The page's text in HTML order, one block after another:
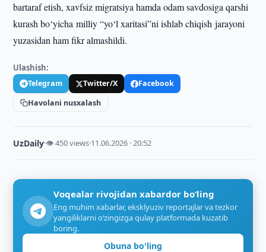
bartaraf etish, xavfsiz migratsiya hamda odam savdosiga qarshi
kurash bo‘yicha milliy “yo‘l xaritasi”ni ishlab chiqish jarayoni
yuzasidan ham fikr almashildi.
Ulashish:
Telegram Twitter/X
Facebook
Havolani nusxalash
UzDaily·👁 450 views·11.06.2026 · 20:52
Voqealar rivojidan xabardor bo‘ling
Eng muhim xabarlar, eksklyuziv reportajlar va tezkor
yangiliklarni o‘zingizga qulay platformada kuzatib
boring.
Obuna bo'ling